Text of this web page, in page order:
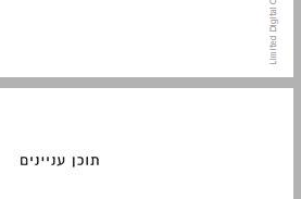
תוכן עניינים ... 7